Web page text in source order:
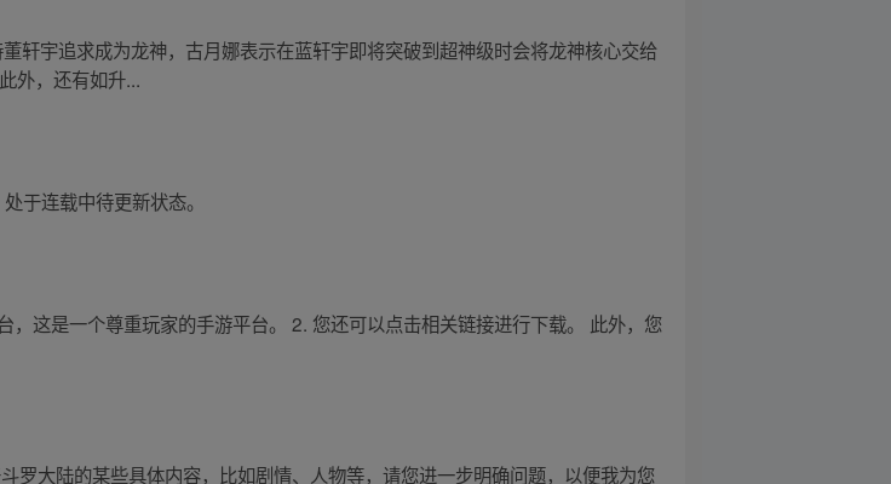
轩宇追求成为龙神，古月娜表示在蓝轩宇即将突破到超神级时会将龙神核心交给
外，还有如升...
于连载中待更新状态。
这是一个尊重玩家的手游平台。 2. 您还可以点击相关链接进行下载。 此外，您
罗大陆的某些具体内容，比如剧情、人物等，请您进一步明确问题，以便我为您